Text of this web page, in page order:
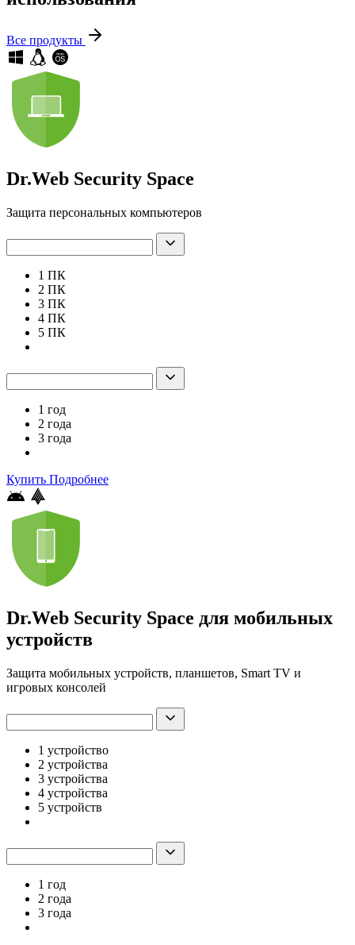
Все продукты
Dr.Web Security Space
Защита персональных компьютеров
1 ПК
2 ПК
3 ПК
4 ПК
5 ПК
1 год
2 года
3 года
Купить Подробнее
Dr.Web Security Space для мобильных
устройств
Защита мобильных устройств, планшетов, Smart TV и
игровых консолей
1 устройство
2 устройства
3 устройства
4 устройства
5 устройств
1 год
2 года
3 года